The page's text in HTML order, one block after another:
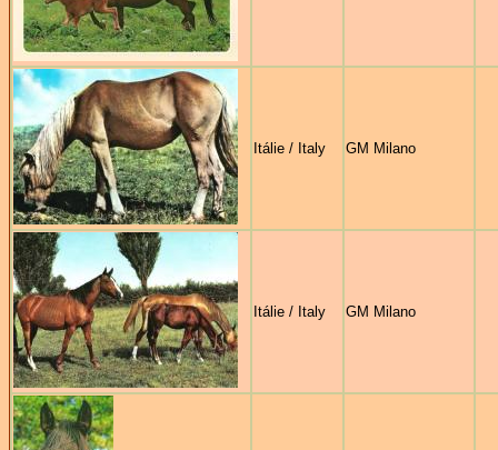
Itálie / Italy GM Milano
Itálie / Italy GM Milano